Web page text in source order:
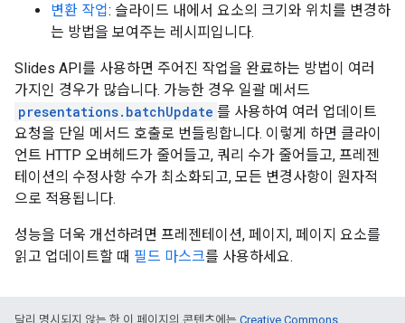
변환 작업: 슬라이드 내에서 요소의 크기와 위치를 변경하
는 방법을 보여주는 레시피입니다.
Slides API를 사용하면 주어진 작업을 완료하는 방법이 여러
가지인 경우가 많습니다. 가능한 경우 일괄 메서드
presentations.batchUpdate 를 사용하여 여러 업데이트
요청을 단일 메서드 호출로 번들링합니다. 이렇게 하면 클라이
언트 HTTP 오버헤드가 줄어들고, 쿼리 수가 줄어들고, 프레젠
테이션의 수정사항 수가 최소화되고, 모든 변경사항이 원자적
으로 적용됩니다.
성능을 더욱 개선하려면 프레젠테이션, 페이지, 페이지 요소를
읽고 업데이트할 때 필드 마스크를 사용하세요.
달리 명시되지 않는 한 이 페이지의 콘텐츠에는 Creative Commons